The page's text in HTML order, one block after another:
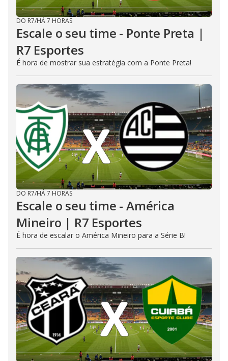
DO R7/HÁ 7 HORAS
Escale o seu time - Ponte Preta |
R7 Esportes
É hora de mostrar sua estratégia com a Ponte Preta!
DO R7/HÁ 7 HORAS
Escale o seu time - América
Mineiro | R7 Esportes
É hora de escalar o América Mineiro para a Série B!